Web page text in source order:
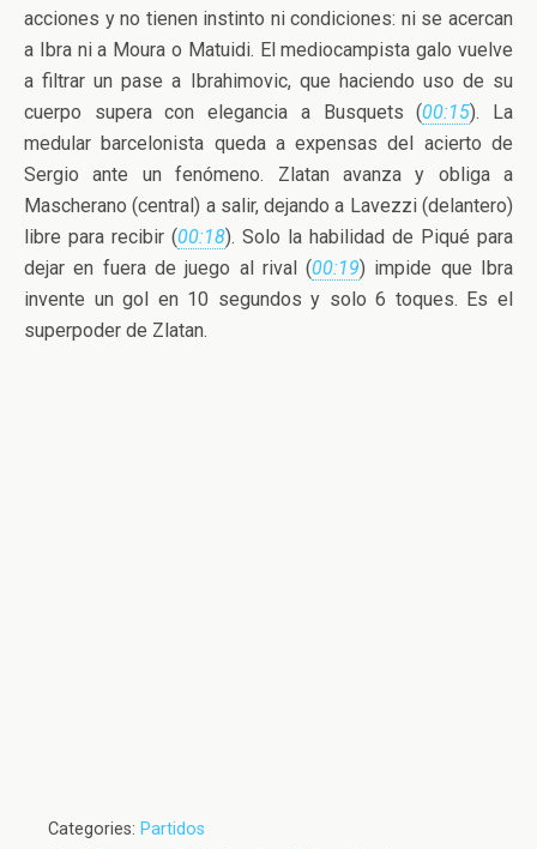
acciones y no tienen instinto ni condiciones: ni se acercan
a Ibra ni a Moura o Matuidi. El mediocampista galo vuelve
a filtrar un pase a Ibrahimovic, que haciendo uso de su
cuerpo supera con elegancia a Busquets (00:15). La
medular barcelonista queda a expensas del acierto de
Sergio ante un fenómeno. Zlatan avanza y obliga a
Mascherano (central) a salir, dejando a Lavezzi (delantero)
libre para recibir (00:18). Solo la habilidad de Piqué para
dejar en fuera de juego al rival (00:19) impide que Ibra
invente un gol en 10 segundos y solo 6 toques. Es el
superpoder de Zlatan.
Categories: Partidos